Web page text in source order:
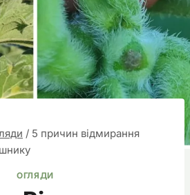
/ 5 причин відмирання
ОГЛЯДИ